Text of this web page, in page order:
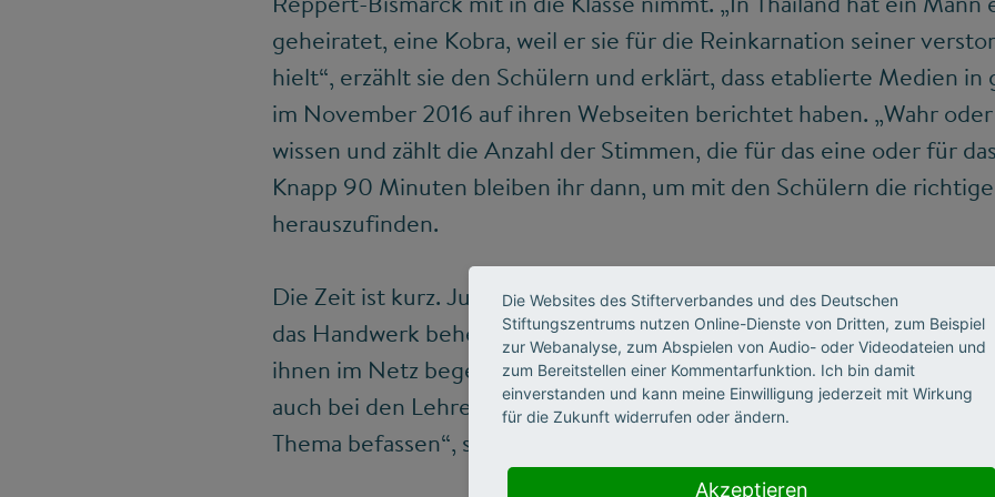
geheiratet, eine Kobra, weil er sie für die Reinkarnation seiner
hielt“, erzählt sie den Schülern und erklärt, dass etablierte Medien in
im November 2016 auf ihren Webseiten berichtet haben. „Wahr oder
wissen und zählt die Anzahl der Stimmen, die für das eine oder für
Knapp 90 Minuten bleiben ihr dann, um mit den Schülern die
herauszufinden.
Die Zeit ist kurz. Juliane von Reppert-Bismarck erwartet nicht, dass
das Handwerk beherrschen und wissen, wie sie vermeintliche
ihnen im Netz begegnen. „Es ist ein Erfolg für uns, wenn es gelingt,
auch bei den Lehrern Neugier und Interesse zu wecken, damit sie
Thema befassen“, sagt sie.
Die Websites des Stifterverbandes und des Deutschen
Stiftungszentrums nutzen Online-Dienste von Dritten, zum Beispiel
zur Webanalyse, zum Abspielen von Audio- oder Videodateien und
zum Bereitstellen einer Kommentarfunktion. Ich bin damit
einverstanden und kann meine Einwilligung jederzeit mit Wirkung
für die Zukunft widerrufen oder ändern.
Akzeptieren